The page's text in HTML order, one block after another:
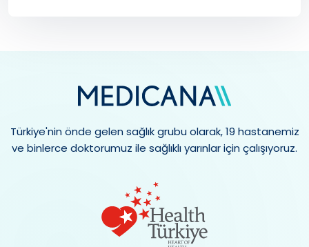
Türkiye'nin önde gelen sağlık grubu olarak, 19 hastanemiz
ve binlerce doktorumuz ile sağlıklı yarınlar için çalışıyoruz.